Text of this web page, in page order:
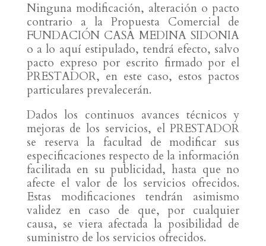
Ninguna modificación, alteración o pacto
contrario a la Propuesta Comercial de
FUNDACIÓN CASA MEDINA SIDONIA
o a lo aquí estipulado, tendrá efecto, salvo
pacto expreso por escrito firmado por el
PRESTADOR, en este caso, estos pactos
particulares prevalecerán.
Dados los continuos avances técnicos y
mejoras de los servicios, el PRESTADOR
se reserva la facultad de modificar sus
especificaciones respecto de la información
facilitada en su publicidad, hasta que no
afecte el valor de los servicios ofrecidos.
Estas modificaciones tendrán asimismo
validez en caso de que, por cualquier
causa, se viera afectada la posibilidad de
suministro de los servicios ofrecidos.